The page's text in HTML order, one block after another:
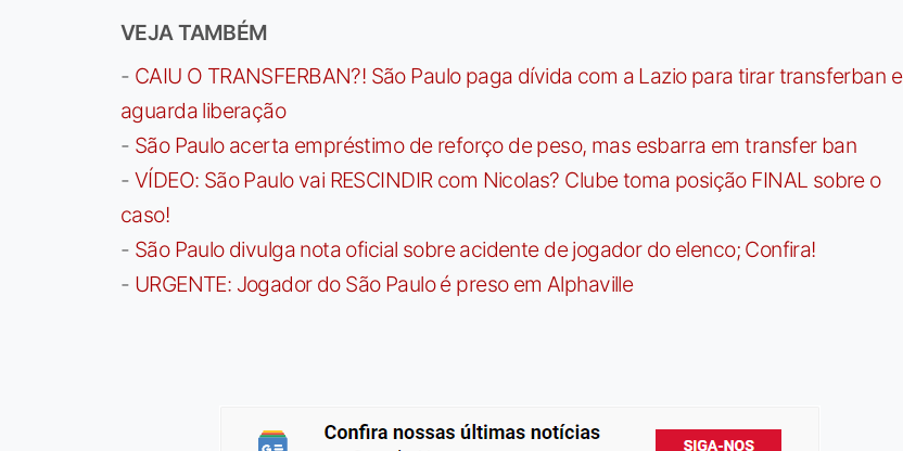
VEJA TAMBÉM
- CAIU O TRANSFERBAN?! São Paulo paga dívida com a Lazio para tirar transferban e
aguarda liberação
- São Paulo acerta empréstimo de reforço de peso, mas esbarra em transfer ban
- VÍDEO: São Paulo vai RESCINDIR com Nicolas? Clube toma posição FINAL sobre o
caso!
- São Paulo divulga nota oficial sobre acidente de jogador do elenco; Confira!
- URGENTE: Jogador do São Paulo é preso em Alphaville